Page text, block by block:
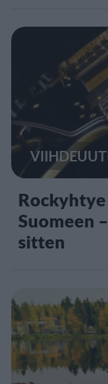
Rockyhtye
Suomeen
sitten